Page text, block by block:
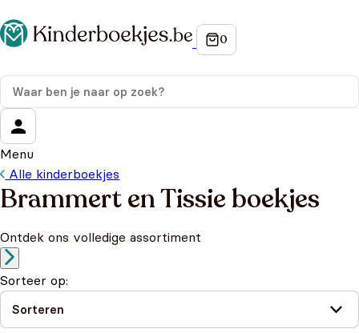
Menu
Alle kinderboekjes
Brammert en Tissie boekjes
Ontdek ons volledige assortiment
Sorteer op: